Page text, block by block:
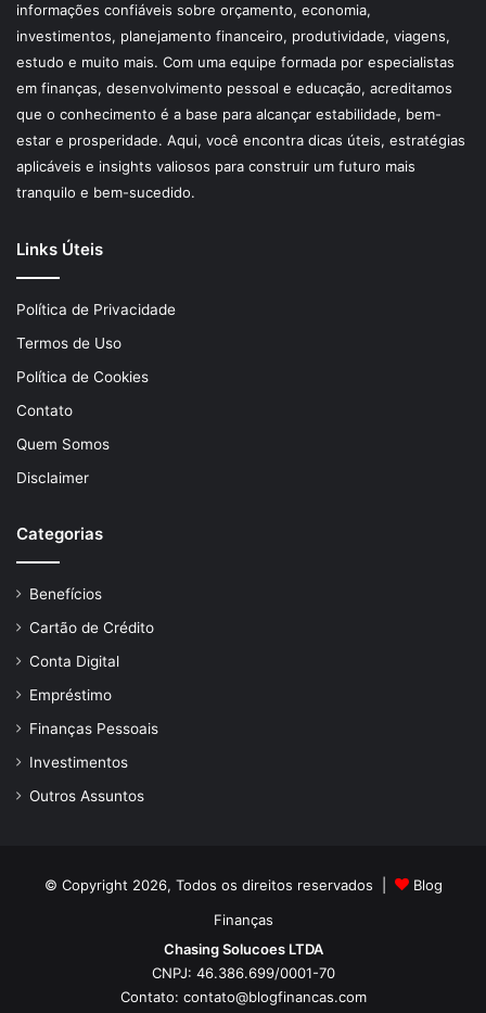
informações confiáveis sobre orçamento, economia,
investimentos, planejamento financeiro, produtividade, viagens,
estudo e muito mais. Com uma equipe formada por especialistas
em finanças, desenvolvimento pessoal e educação, acreditamos
que o conhecimento é a base para alcançar estabilidade, bem-
estar e prosperidade. Aqui, você encontra dicas úteis, estratégias
aplicáveis e insights valiosos para construir um futuro mais
tranquilo e bem-sucedido.
Links Úteis
Política de Privacidade
Termos de Uso
Política de Cookies
Contato
Quem Somos
Disclaimer
Categorias
Benefícios
Cartão de Crédito
Conta Digital
Empréstimo
Finanças Pessoais
Investimentos
Outros Assuntos
© Copyright 2026, Todos os direitos reservados |
Blog
Finanças
Chasing Solucoes LTDA
CNPJ: 46.386.699/0001-70
Contato: contato@blogfinancas.com